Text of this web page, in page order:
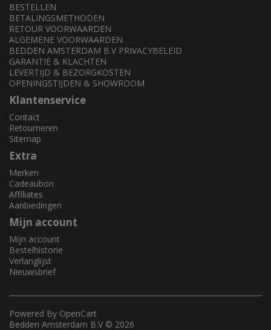
BESTELLEN
BETALINGSMETHODEN
RETOUR VOORWAARDEN
ALGEMENE VOORWAARDEN
BEDDEN AMSTERDAM B.V PRIVACYBELEID
GARANTIE & KLACHTEN
LEVERTIJD & BEZORGKOSTEN
OPENINGSTIJDEN & SHOWROOM
Klantenservice
Contact
Retourneren
Sitemap
Extra
Merken
Cadeaubon
Affiliates
Aanbiedingen
Mijn account
Mijn account
Bestelhistorie
Verlanglijst
Nieuwsbrief
Powered By OpenCart
Bedden Amsterdam B.V © 2026